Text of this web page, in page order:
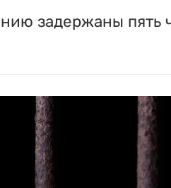
задержаны пять